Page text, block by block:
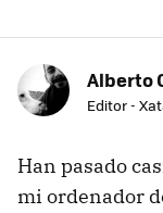
Alberto
Editor -
Han pasado
mi ordenador